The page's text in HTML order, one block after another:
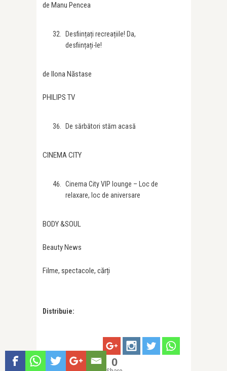
de Manu Pencea
Desființați recreațiile! Da,
desființați-le!
de Ilona Năstase
PHILIPS TV
De sărbători stăm acasă
CINEMA CITY
Cinema City VIP lounge – Loc de
relaxare, loc de aniversare
BODY &SOUL
Beauty News
Filme, spectacole, cărți
Distribuie:
0